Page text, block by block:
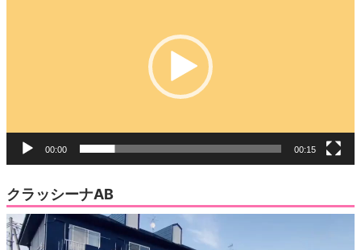
00:00 00:15
クラッシーナAB
動
画